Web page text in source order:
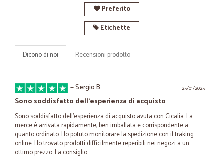
Preferito
Etichette
Dicono di noi Recensioni prodotto
25/01/2025
—Sergio B.
Sono soddisfatto dell'esperienza di acquisto
Sono soddisfatto dell'esperienza di acquisto avuta con Cicalia. La
merce è arrivata rapidamente, ben imballata e corrispondente a
quanto ordinato. Ho potuto monitorare la spedizione con il traking
online. Ho trovato prodotti difficilmente reperibili nei negozi a un
ottimo prezzo. La consiglio.